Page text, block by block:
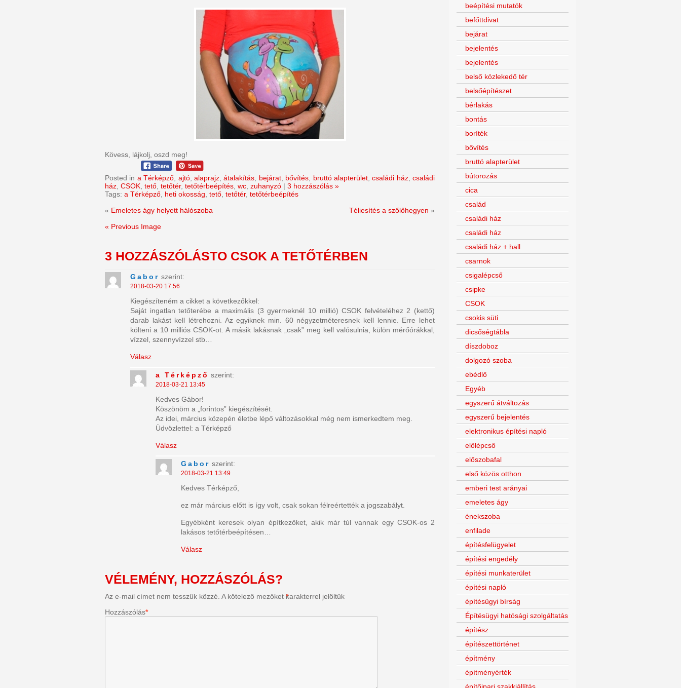
Kövess, lájkolj, oszd meg!
Posted in a Térképző ajtó, alaprajz,átalakítás bejárat, bővítés bruttó alapterület,családi ház,családi
ház CSOK tető tetőtér, tetőtérbeépítés wc zuhanyzó | 3 hozzászólás »
Tags: a Térképző heti okosság tető tetőtér, tetőtérbeépítés
« Emeletes ágy helyett hálószoba Téliesítés a szőlőhegyen »
« Previous Image
3 HOZZÁSZÓLÁSTO CSOK A TETŐTÉRBEN
Gabor szerint:
2018-03-20 17:56
Kiegészíteném a cikket a következőkkel:
Saját ingatlan tetőterébe a maximális (3 gyermeknél 10 millió) CSOK felvételéhez 2 (kettő)
darab lakást kell létrehozni. Az egyiknek min. 60 négyzetméteresnek kell lennie. Erre lehet
költeni a 10 milliós CSOK-ot. A másik lakásnak „csak” meg kell valósulnia, külön mérőórákkal,
vízzel, szennyvízzel stb…
Válasz
a Térképző szerint:
2018-03-21 13:45
Kedves Gábor!
Köszönöm a „forintos” kiegészítését.
Az idei, március közepén életbe lépő változásokkal még nem ismerkedtem meg.
Üdvözlettel: a Térképző
Válasz
Gabor szerint:
2018-03-21 13:49
Kedves Térképző,
ez már március előtt is így volt, csak sokan félreértették a jogszabályt.
Egyébként keresek olyan építkezőket, akik már túl vannak egy CSOK-os 2
lakásos tetőtérbeépítésen…
Válasz
VÉLEMÉNY, HOZZÁSZÓLÁS?
Az e-mail címet nem tesszük közzé. A kötelező mezőket *
karakterrel jelöltük
Hozzászólás*
beépítési mutatók
befőttdivat
bejárat
bejelentés
bejelentés
belső közlekedő tér
belsőépítészet
bérlakás
bontás
boríték
bővítés
bruttó alapterület
bútorozás
cica
család
családi ház
családi ház
családi ház + hall
csarnok
csigalépcső
csipke
CSOK
csokis süti
dicsőségtábla
díszdoboz
dolgozó szoba
ebédlő
Egyéb
egyszerű átváltozás
egyszerű bejelentés
elektronikus építési napló
előlépcső
előszobafal
első közös otthon
emberi test arányai
emeletes ágy
énekszoba
enfilade
építésfelügyelet
építési engedély
építési munkaterület
építési napló
építésügyi bírság
Építésügyi hatósági szolgáltatás
építész
építészettörténet
építmény
építményérték